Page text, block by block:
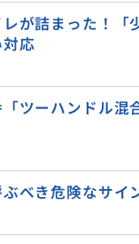
が詰まった！「
応
ツーハンドル混
べき危険なサイ